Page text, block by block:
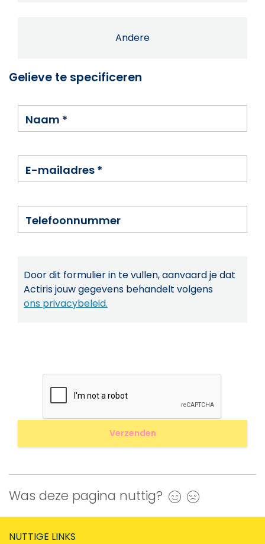
Andere
Gelieve te specificeren
Naam *
E-mailadres *
Telefoonnummer
Door dit formulier in te vullen, aanvaard je dat
Actiris jouw gegevens behandelt volgens
ons privacybeleid.
Was deze pagina nuttig? Ja
NUTTIGE LINKS